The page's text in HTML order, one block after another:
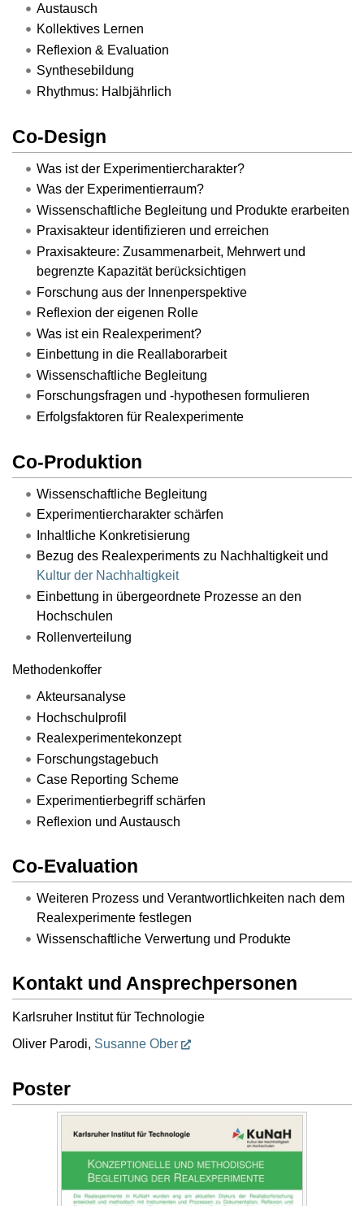
Austausch
Kollektives Lernen
Reflexion & Evaluation
Synthesebildung
Rhythmus: Halbjährlich
Co-Design
Was ist der Experimentiercharakter?
Was der Experimentierraum?
Wissenschaftliche Begleitung und Produkte erarbeiten
Praxisakteur identifizieren und erreichen
Praxisakteure: Zusammenarbeit, Mehrwert und
begrenzte Kapazität berücksichtigen
Forschung aus der Innenperspektive
Reflexion der eigenen Rolle
Was ist ein Realexperiment?
Einbettung in die Reallaborarbeit
Wissenschaftliche Begleitung
Forschungsfragen und -hypothesen formulieren
Erfolgsfaktoren für Realexperimente
Co-Produktion
Wissenschaftliche Begleitung
Experimentiercharakter schärfen
Inhaltliche Konkretisierung
Bezug des Realexperiments zu Nachhaltigkeit und
Kultur der Nachhaltigkeit
Einbettung in übergeordnete Prozesse an den
Hochschulen
Rollenverteilung
Methodenkoffer
Akteursanalyse
Hochschulprofil
Realexperimentekonzept
Forschungstagebuch
Case Reporting Scheme
Experimentierbegriff schärfen
Reflexion und Austausch
Co-Evaluation
Weiteren Prozess und Verantwortlichkeiten nach dem
Realexperimente festlegen
Wissenschaftliche Verwertung und Produkte
Kontakt und Ansprechpersonen
Karlsruher Institut für Technologie
Oliver Parodi, Susanne Ober
Poster